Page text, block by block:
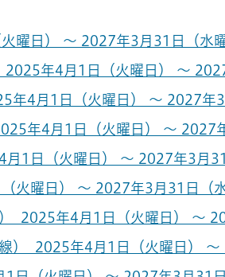
曜日） ～ 2027年3月31日（水曜
年4月1日（火曜日） ～
年4月1日（火曜日） ～ 2027年3
年4月1日（火曜日） ～ 2027
1日（火曜日） ～ 2027年3月31
火曜日） ～ 2027年3月31日（水
2025年4月1日（火曜日） ～
） 2025年4月1日（火曜日） ～